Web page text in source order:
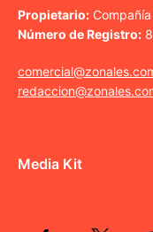
Propietario:
Número de Registro:
Media Kit